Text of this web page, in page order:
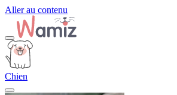
Aller au contenu
Chien